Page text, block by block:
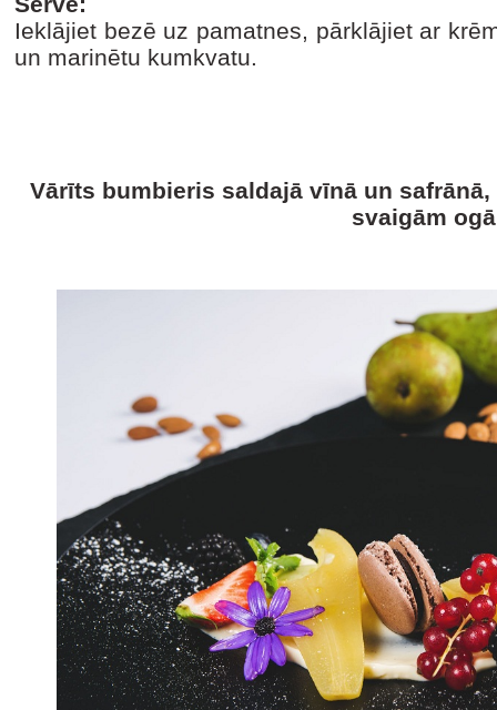
Ieklājiet bezē uz pamatnes, pārklājiet ar
un marinētu kumkvatu.
Vārīts bumbieris saldajā vīnā un
svaigām